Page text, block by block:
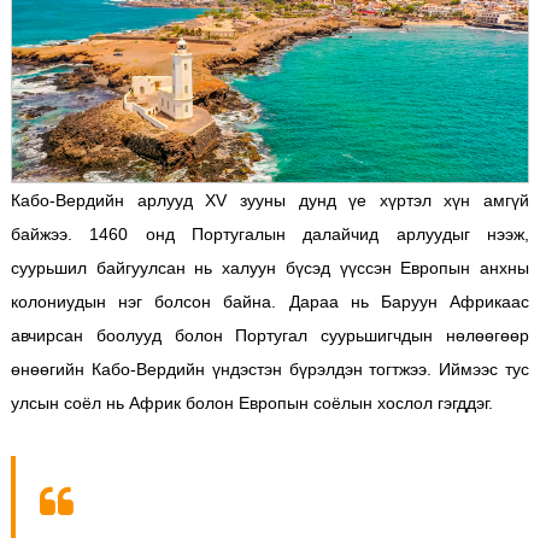
Кабо-Вердийн арлууд XV зууны дунд үе хүртэл хүн амгүй
байжээ. 1460 онд Португалын далайчид арлуудыг нээж,
суурьшил байгуулсан нь халуун бүсэд үүссэн Европын анхны
колониудын нэг болсон байна. Дараа нь Баруун Африкаас
авчирсан боолууд болон Португал суурьшигчдын нөлөөгөөр
өнөөгийн Кабо-Вердийн үндэстэн бүрэлдэн тогтжээ. Иймээс тус
улсын соёл нь Африк болон Европын соёлын хослол гэгддэг.